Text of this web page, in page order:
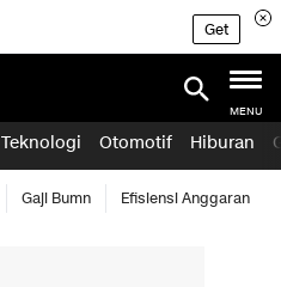
Get
MENU
Teknologi Otomotif Hiburan
Gaji Bumn Efisiensi Anggaran